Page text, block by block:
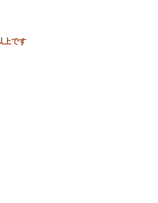
上です